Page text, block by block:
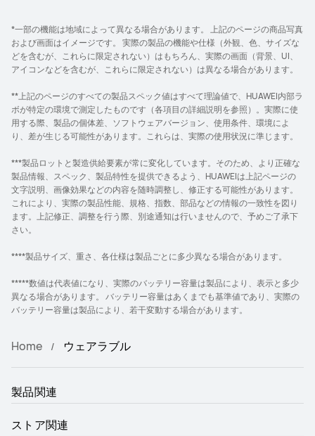
*一部の機能は地域によって異なる場合があります。 上記のページの商品写真
および画面はイメージです。 実際の製品の機能や仕様（外観、色、サイズな
どを含むが、これらに限定されない）はもちろん、実際の画面（背景、UI、
アイコンなどを含むが、これらに限定されない）は異なる場合があります。
**上記のページのすべての製品スペック値はすべて理論値で、HUAWEI内部ラ
ボが特定の環境で測定したものです（各項目の詳細説明を参照）。実際に使
用する際、製品の個体差、ソフトウェアバージョン、使用条件、環境によ
り、差が生じる可能性があります。これらは、実際の使用状況に準じます。
***製品ロットと製造供給要素が常に変化しています。そのため、より正確な
製品情報、スペック、製品特性を提供できるよう、HUAWEIは上記ページの
文字説明、画像効果などの内容を随時調整し、修正する可能性があります。
これにより、実際の製品性能、規格、指数、部品などの情報の一致性を図り
ます。上記修正、調整を行う際、別途通知は行いませんので、予めご了承下
さい。
****製品サイズ、重さ、各仕様は製品ごとに多少異なる場合があります。
*****数値は代表値になり、実際のバッテリー容量は製品により、表示と多少
異なる場合があります。 バッテリー容量はあくまでも基準値であり、実際の
バッテリー容量は製品により、若干変動する場合があります。
Home ウェアラブル
製品関連
ストア関連